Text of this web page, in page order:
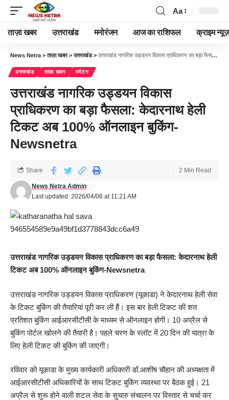
Aa
ताज़ा खबर उत्तराखंड मनोरंजन आज का राशिफल क्राइम न्यूज़
News Netra >ताज़ा खबर>उत्तराखंड> उत्तराखंड नागरिक उड्डयन विकास प्राधिकरण का बड़ा फैसला: केदारनाथ हेली टिकट अब 100% ऑनलाइन बुकिंग-Newsnetra
उत्तराखंड ताज़ा खबर पर्यटन
उत्तराखंड नागरिक उड्डयन विकास
प्राधिकरण का बड़ा फैसला: केदारनाथ हेली
टिकट अब 100% ऑनलाइन बुकिंग-
Newsnetra
Last updated: 2026/04/06 at 11:21 AM
News Netra Admin
Share 2 Min Read
उत्तराखंड नागरिक उड्डयन विकास प्राधिकरण का बड़ा फैसला: केदारनाथ हेली
टिकट अब 100% ऑनलाइन बुकिंग-Newsnetra
उत्तराखंड नागरिक उड्डयन विकास प्राधिकरण (यूकाडा) ने केदारनाथ हेली सेवा
के टिकट बुकिंग की तैयारियां पूरी कर ली हैं। इस बार हेली टिकट की शत
प्रतिशत बुकिंग आईआरसीटीसी के माध्यम से ऑनलाइन होगी। 10 अप्रैल से
बुकिंग पोर्टल खोलने की तैयारी है। पहले चरण के स्लॉट में 20 दिन की यात्रा के
लिए हेली टिकट की बुकिंग की जाएगी।
रविवार को यूकाडा के मुख्य कार्यकारी अधिकारी डॉ.आशीष चौहान की अध्यक्षता में
आईआरसीटीसी अधिकारियों के साथ टिकट बुकिंग व्यवस्था पर बैठक हुई। 21
अप्रैल से शुरू होने वाली शटल सेवा के सुचारु संचालन पर विस्तार से चर्चा कर